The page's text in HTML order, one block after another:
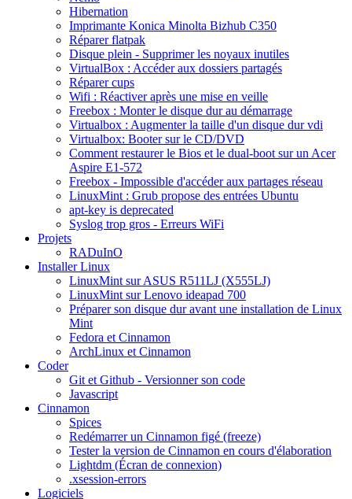
Hibernation
Imprimante Konica Minolta Bizhub C350
Réparer flatpak
Disque plein - Supprimer les noyaux inutiles
VirtualBox : Accéder aux dossiers partagés
Réparer cups
Wifi : Réactiver après une mise en veille
Freebox : Monter le disque dur au démarrage
Virtualbox : Augmenter la taille d'un disque dur vdi
Virtualbox: Booter sur le CD/DVD
Comment restaurer le Bios et le dual-boot sur un Acer
Aspire E1-572
Freebox - Impossible d'accéder aux partages réseau
LinuxMint : Grub propose des entrées Ubuntu
apt-key is deprecated
Syslog trop gros - Erreurs WiFi
Projets
RADuInO
Installer Linux
LinuxMint sur ASUS R511LJ (X555LJ)
LinuxMint sur Lenovo ideapad 700
Préparer son disque dur avant une installation de Linux
Mint
Fedora et Cinnamon
ArchLinux et Cinnamon
Coder
Git et Github - Versionner son code
Javascript
Cinnamon
Spices
Redémarrer un Cinnamon figé (freeze)
Tester la version de Cinnamon en cours d'élaboration
Lightdm (Écran de connexion)
.xsession-errors
Logiciels